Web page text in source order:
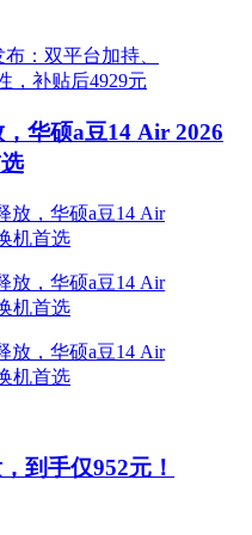
华硕a豆14 Air 2026
到手仅952元！